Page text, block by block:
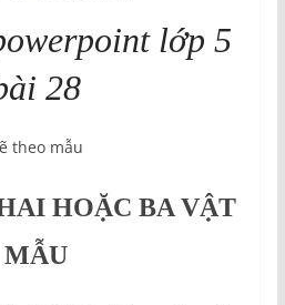
lớp 5
28
theo mẫu
HOẶC BA VẬT
MẪU